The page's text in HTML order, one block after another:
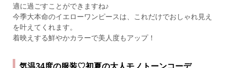
適に過ごすことができますね♪
今季大本命のイエローワンピースは、これだけでおしゃれ見え
を叶えてくれます。
着映えする鮮やかカラーで美人度もアップ！
気温34度の服装♡初夏の大人モノトーンコーデ